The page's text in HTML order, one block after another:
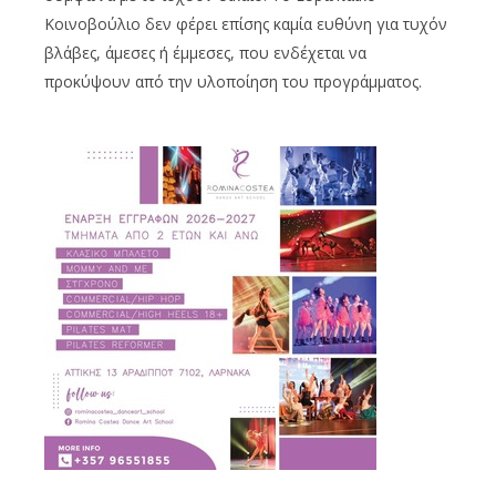
Κοινοβούλιο δεν φέρει επίσης καμία ευθύνη για τυχόν
βλάβες, άμεσες ή έμμεσες, που ενδέχεται να
προκύψουν από την υλοποίηση του προγράμματος.